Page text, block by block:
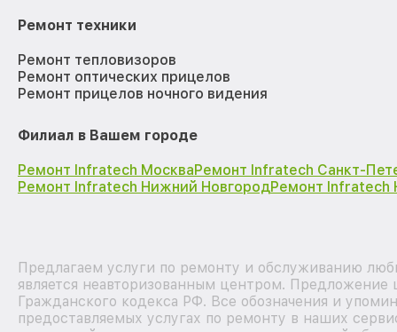
Ремонт техники
Ремонт тепловизоров
Ремонт оптических прицелов
Ремонт прицелов ночного видения
Филиал в Вашем городе
Ремонт Infratech МоскваРемонт Infratech Санкт-
Ремонт Infratech Нижний НовгородРемонт Infratech
Предлагаем услуги по ремонту и обслуживанию
является неавторизованным центром.
Гражданского кодекса РФ. Все обозначения и
предоставляемых услугах по ремонту в наших